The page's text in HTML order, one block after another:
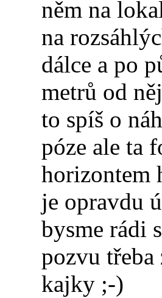
něm na
na
dálce a po
metrů od
to spíš o
póze ale ta
horizontem
je opravdu
bysme rádi
pozvu
kajky ;-)